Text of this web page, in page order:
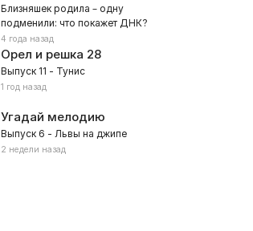
Близняшек родила – одну
подменили: что покажет ДНК?
4 года назад
Орел и решка 28
Выпуск 11 - Тунис
1 год назад
Угадай мелодию
Выпуск 6 - Львы на джипе
2 недели назад